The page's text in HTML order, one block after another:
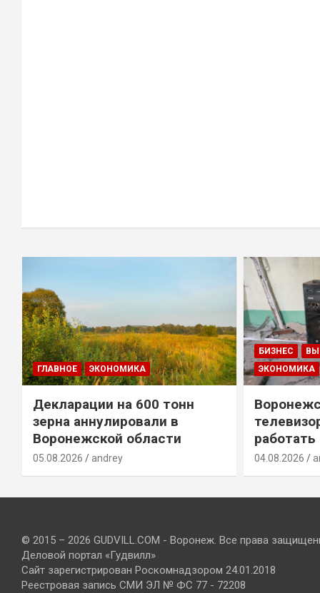
ГЛАВНОЕ ЭКОНОМИКА
Декларации на 600 тонн
зерна аннулировали в
Воронежской области
05.08.2026 andrey
БИЗНЕС
ЭКОНОМИКА
работать
04.08.2026
© 2015 – 2026 GUDVILL.COM - Воронеж. Все права
Деловой портал «Гудвилл»
Сайт зарегистрирован Роскомнадзором 24.01.2018
Реестровая запись СМИ ЭЛ № ФС 77 - 72208